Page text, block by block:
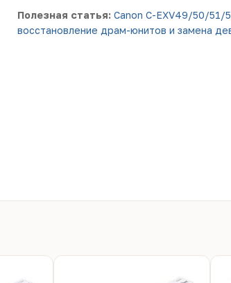
Полезная статья: Canon C-EXV49/50/51/
восстановление драм-юнитов и замена